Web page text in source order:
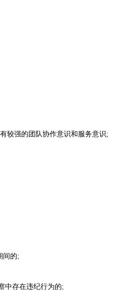
强的团队协作意识和服务意识;
间的;
存在违纪行为的;